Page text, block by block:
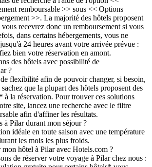
remboursable >> sous << Options
>>. La majorité des hôtels proposent
recevrez donc un remboursement si vous
dans certains hébergements, vous ne
24 heures avant votre arrivée prévue :
bien votre réservation en amont.
des hôtels avec possibilité de
?
flexibilité afin de pouvoir changer, si besoin,
que la plupart des hôtels proposent des
à la réservation. Pour trouver ces solutions
site, lancez une recherche avec le filtre
afin d'affiner les résultats.
à Pilar durant mon séjour ?
idéale en toute saison avec une température
les mois les plus froids.
mon hôtel à Pilar avec Hotels.com ?
de réserver votre voyage à Pilar chez nous :